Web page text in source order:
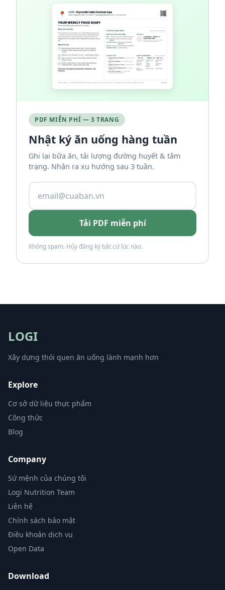
PDF MIỄN PHÍ — 3 TRANG
Nhật ký ăn uống hàng tuần
Ghi lại bữa ăn, tải lượng đường huyết & tâm
trạng. Nhận ra xu hướng sau 3 tuần.
Tải PDF miễn phí
Không spam. Hủy đăng ký bất cứ lúc nào.
LOGI
Xây dựng thói quen ăn uống lành mạnh hơn
Explore
Cơ sở dữ liệu thực phẩm
Công thức
Blog
Company
Sứ mệnh của chúng tôi
Logi Nutrition Team
Liên hệ
Chính sách bảo mật
Điều khoản dịch vụ
Open Data
Download